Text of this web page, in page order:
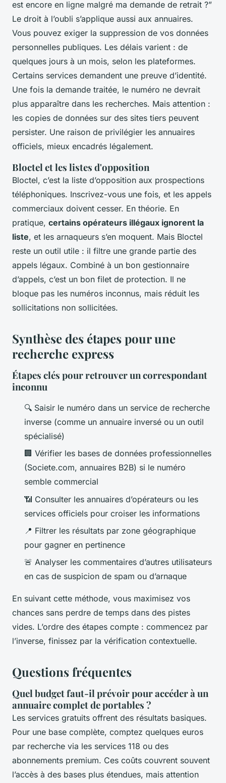
est encore en ligne malgré ma demande de retrait ?”
Le droit à l’oubli s’applique aussi aux annuaires.
Vous pouvez exiger la suppression de vos données
personnelles publiques. Les délais varient : de
quelques jours à un mois, selon les plateformes.
Certains services demandent une preuve d’identité.
Une fois la demande traitée, le numéro ne devrait
plus apparaître dans les recherches. Mais attention :
les copies de données sur des sites tiers peuvent
persister. Une raison de privilégier les annuaires
officiels, mieux encadrés légalement.
Bloctel et les listes d'opposition
Bloctel, c’est la liste d’opposition aux prospections
téléphoniques. Inscrivez-vous une fois, et les appels
commerciaux doivent cesser. En théorie. En
pratique, certains opérateurs illégaux ignorent la
liste, et les arnaqueurs s’en moquent. Mais Bloctel
reste un outil utile : il filtre une grande partie des
appels légaux. Combiné à un bon gestionnaire
d’appels, c’est un bon filet de protection. Il ne
bloque pas les numéros inconnus, mais réduit les
sollicitations non sollicitées.
Synthèse des étapes pour une
recherche express
Étapes clés pour retrouver un correspondant
inconnu
🔍 Saisir le numéro dans un service de recherche
inverse (comme un annuaire inversé ou un outil
spécialisé)
🏢 Vérifier les bases de données professionnelles
(Societe.com, annuaires B2B) si le numéro
semble commercial
📶 Consulter les annuaires d’opérateurs ou les
services officiels pour croiser les informations
📍 Filtrer les résultats par zone géographique
pour gagner en pertinence
🚨 Analyser les commentaires d’autres utilisateurs
en cas de suspicion de spam ou d’arnaque
En suivant cette méthode, vous maximisez vos
chances sans perdre de temps dans des pistes
vides. L’ordre des étapes compte : commencez par
l’inverse, finissez par la vérification contextuelle.
Questions fréquentes
Quel budget faut-il prévoir pour accéder à un
annuaire complet de portables ?
Les services gratuits offrent des résultats basiques.
Pour une base complète, comptez quelques euros
par recherche via les services 118 ou des
abonnements premium. Ces coûts couvrent souvent
l’accès à des bases plus étendues, mais attention